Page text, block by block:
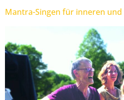
Mantra-Singen für inneren